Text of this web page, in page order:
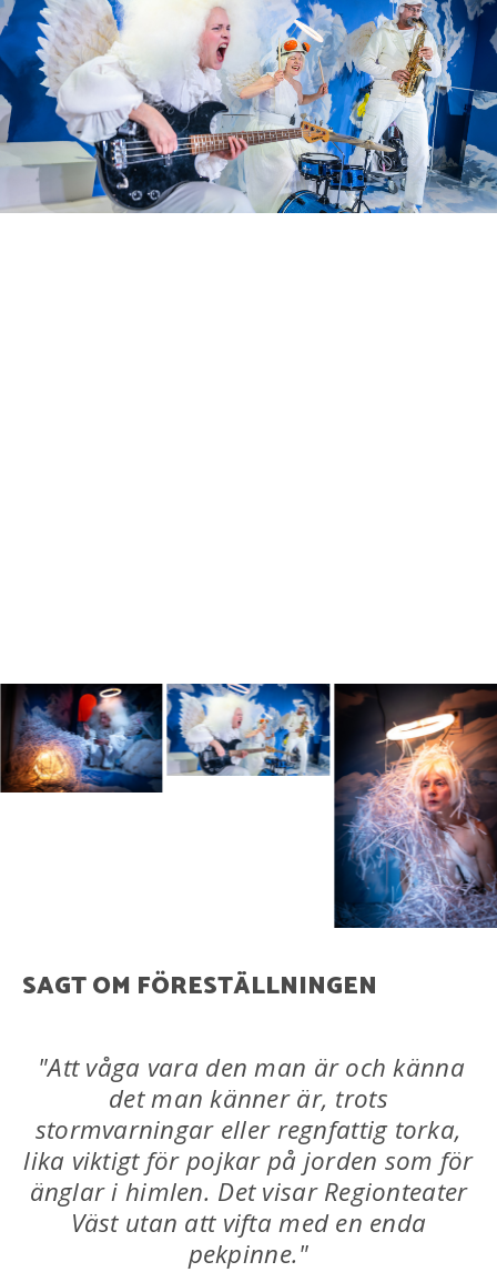
SAGT OM FÖRESTÄLLNINGEN
"Att våga vara den man är och känna
det man känner är, trots
stormvarningar eller regnfattig torka,
lika viktigt för pojkar på jorden som för
änglar i himlen. Det visar Regionteater
Väst utan att vifta med en enda
pekpinne."